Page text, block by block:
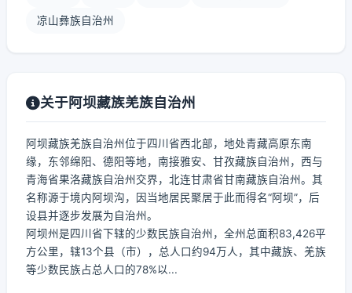
凉山彝族自治州
关于阿坝藏族羌族自治州
阿坝藏族羌族自治州位于四川省西北部，地处青藏高原东南
缘，东邻绵阳、德阳等地，南接雅安、甘孜藏族自治州，西与
青海省果洛藏族自治州交界，北连甘肃省甘南藏族自治州。其
名称源于境内阿坝沟，因当地居民聚居于此而得名“阿坝”，后
设县并逐步发展为自治州。
阿坝州是四川省下辖的少数民族自治州，全州总面积83,426平
方公里，辖13个县（市），总人口约94万人，其中藏族、羌族
等少数民族占总人口的78%以...